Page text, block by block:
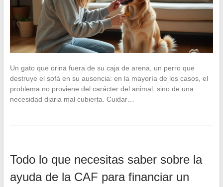
Un gato que orina fuera de su caja de arena, un perro que
destruye el sofá en su ausencia: en la mayoría de los casos, el
problema no proviene del carácter del animal, sino de una
necesidad diaria mal cubierta. Cuidar…
Todo lo que necesitas saber sobre la
ayuda de la CAF para financiar un